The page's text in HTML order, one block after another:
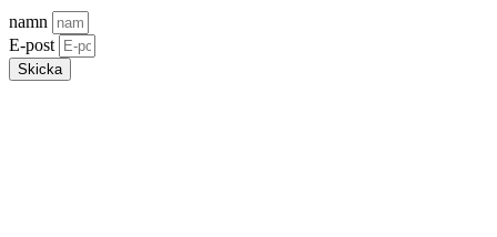
namn
E-post
Skicka